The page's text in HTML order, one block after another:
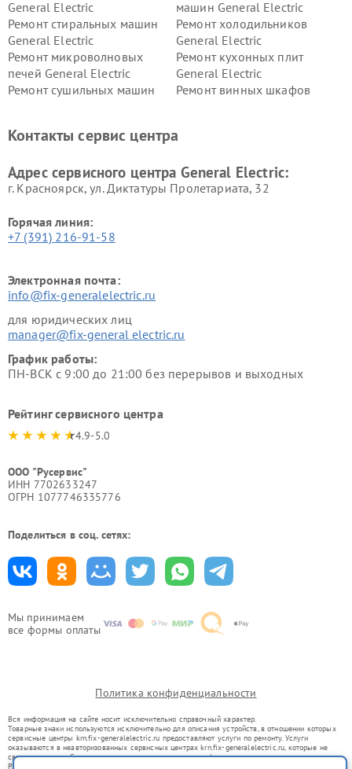
Мы принимаем
все формы оплаты
General Electric
машин General Electric
Ремонт стиральных машин
General Electric
Ремонт холодильников
General Electric
Ремонт микроволновых
печей General Electric
Ремонт кухонных плит
General Electric
Ремонт сушильных машин
Ремонт винных шкафов
Electric
General Electric
Контакты сервис центра
Адрес сервисного центра General Electric:
г. Красноярск, ул. Диктатуры Пролетариата, 32
Горячая линия:
+7 (391) 216-91-58
Электронная почта:
info@fix-generalelectric.ru
для юридических лиц
manager@fix-general electric.ru
График работы:
ПН-ВСК с 9:00 до 21:00 без перерывов и выходных
Рейтинг сервисного центра
4.9-5.0
ООО "Русервис"
ИНН 7702633247
ОГРН 1077746335776
Поделиться в соц. сетях:
Политика конфиденциальности
Вся информация на сайте носит исключительно справочный характер.
Товарные знаки используются исключительно для описания устройств, в отношении которых
сервисные центры krn.fix-generalelectric.ru предоставляют услуги по ремонту. Услуги
оказываются в неавторизованных сервисных центрах krn.fix-generalelectric.ru, которые не
связаны с правообладателями товарных знаков или их официальными представителями.
Ремонт осуществляется для устройств, уже введенных в гражданский оборот в соответствии